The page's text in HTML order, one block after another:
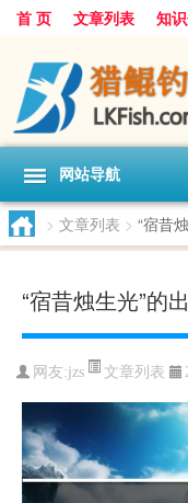
首 页 文章列表 知
网站导航
> 文章列表 > “宿昔
“宿昔烛生光”的
网友:jzs 文章列表